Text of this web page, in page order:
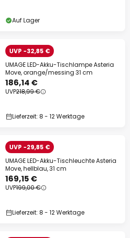
Auf Lager
UVP -32,85 €
UMAGE LED-Akku-Tischlampe Asteria
Move, orange/messing 31 cm
186,14 €
UVP218,99 €
Lieferzeit: 8 - 12 Werktage
UVP -29,85 €
UMAGE LED-Akku-Tischleuchte Asteria
Move, hellblau, 31 cm
169,15 €
UVP199,00 €
Lieferzeit: 8 - 12 Werktage